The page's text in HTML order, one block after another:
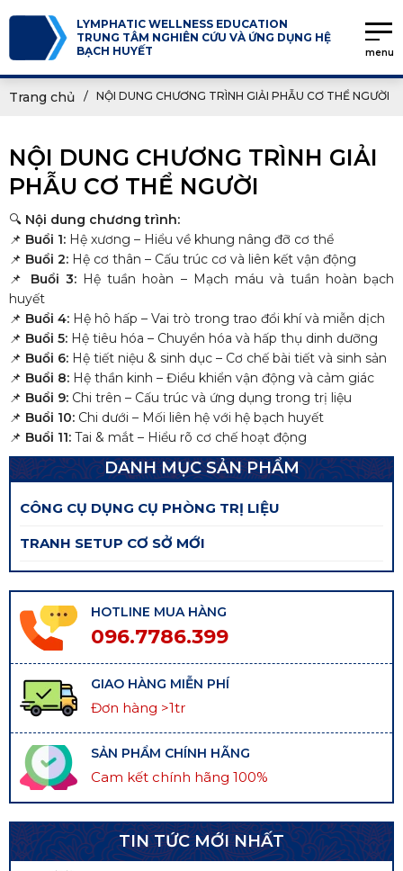
LYMPHATIC WELLNESS EDUCATION
TRUNG TÂM NGHIÊN CỨU VÀ ỨNG DỤNG HỆ
BẠCH HUYẾT
menu
Trang chủ NỘI DUNG CHƯƠNG TRÌNH GIẢI PHẪU CƠ THỂ NGƯỜI
NỘI DUNG CHƯƠNG TRÌNH GIẢI
PHẪU CƠ THỂ NGƯỜI
🔍 Nội dung chương trình:
📌 Buổi 1: Hệ xương – Hiểu về khung nâng đỡ cơ thể
📌 Buổi 2: Hệ cơ thân – Cấu trúc cơ và liên kết vận động
📌 Buổi 3: Hệ tuần hoàn – Mạch máu và tuần hoàn bạch
huyết
📌 Buổi 4: Hệ hô hấp – Vai trò trong trao đổi khí và miễn dịch
📌 Buổi 5: Hệ tiêu hóa – Chuyển hóa và hấp thụ dinh dưỡng
📌 Buổi 6: Hệ tiết niệu & sinh dục – Cơ chế bài tiết và sinh sản
📌 Buổi 8: Hệ thần kinh – Điều khiển vận động và cảm giác
📌 Buổi 9: Chi trên – Cấu trúc và ứng dụng trong trị liệu
📌 Buổi 10: Chi dưới – Mối liên hệ với hệ bạch huyết
📌 Buổi 11: Tai & mắt – Hiểu rõ cơ chế hoạt động
DANH MỤC SẢN PHẨM
CÔNG CỤ DỤNG CỤ PHÒNG TRỊ LIỆU
TRANH SETUP CƠ SỞ MỚI
HOTLINE MUA HÀNG
096.7786.399
GIAO HÀNG MIỄN PHÍ
Đơn hàng >1tr
SẢN PHẨM CHÍNH HÃNG
Cam kết chính hãng 100%
TIN TỨC MỚI NHẤT